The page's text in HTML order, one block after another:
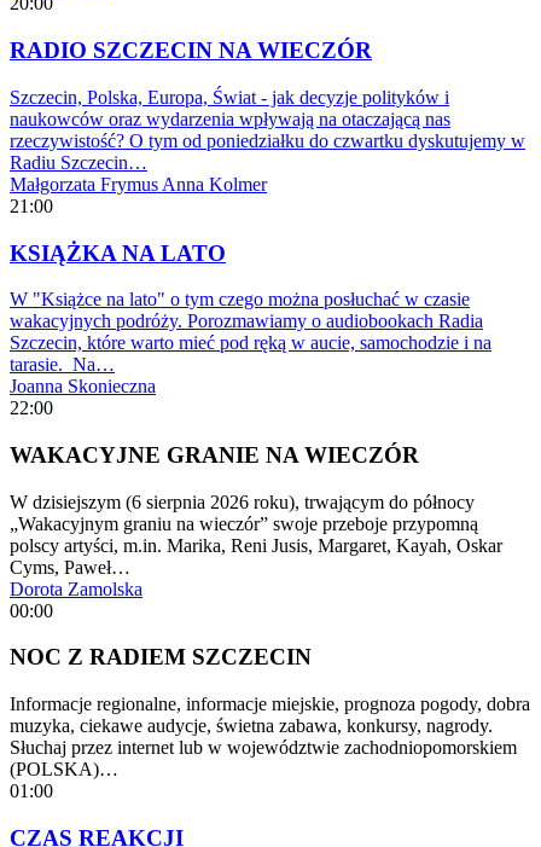
RADIO SZCZECIN NA WIECZÓR
Szczecin, Polska, Europa, Świat - jak decyzje polityków i
naukowców oraz wydarzenia wpływają na otaczającą nas
rzeczywistość? O tym od poniedziałku do czwartku dyskutujemy w
Radiu Szczecin…
Małgorzata Frymus Anna Kolmer
21:00
KSIĄŻKA NA LATO
W "Książce na lato" o tym czego można posłuchać w czasie
wakacyjnych podróży. Porozmawiamy o audiobookach Radia
Szczecin, które warto mieć pod ręką w aucie, samochodzie i na
tarasie. Na…
Joanna Skonieczna
22:00
WAKACYJNE GRANIE NA WIECZÓR
W dzisiejszym (6 sierpnia 2026 roku), trwającym do północy
„Wakacyjnym graniu na wieczór” swoje przeboje przypomną
polscy artyści, m.in. Marika, Reni Jusis, Margaret, Kayah, Oskar
Cyms, Paweł…
Dorota Zamolska
00:00
NOC Z RADIEM SZCZECIN
Informacje regionalne, informacje miejskie, prognoza pogody, dobra
muzyka, ciekawe audycje, świetna zabawa, konkursy, nagrody.
Słuchaj przez internet lub w województwie zachodniopomorskiem
(POLSKA)…
01:00
CZAS REAKCJI